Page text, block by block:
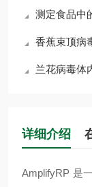
测定食品中
香蕉束顶病
兰花病毒体
详细介绍
AmplifyRP 是